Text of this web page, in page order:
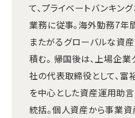
て、プライベートバンキン
業務に従事。海外勤務7年
またがるグローバルな資
積む。 帰国後は、上場企
社の代表取締役として、
を中心とした資産運用助言
統括。個人資産から事業